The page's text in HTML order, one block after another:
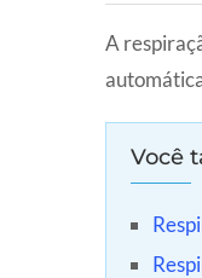
A
Você